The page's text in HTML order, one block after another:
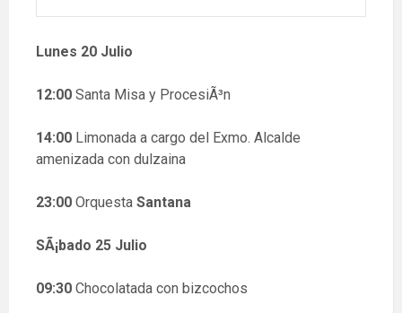
Lunes 20 Julio
12:00 Santa Misa y ProcesiÃ³n
14:00 Limonada a cargo del Exmo. Alcalde
amenizada con dulzaina
23:00 Orquesta Santana
SÃ¡bado 25 Julio
09:30 Chocolatada con bizcochos